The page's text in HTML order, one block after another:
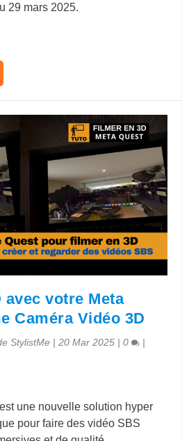
29 mars 2025.
avec votre Meta
Caméra Vidéo 3D
StylistMe |20 Mar 2025 |0 |
une nouvelle solution hyper
pour faire des vidéo SBS